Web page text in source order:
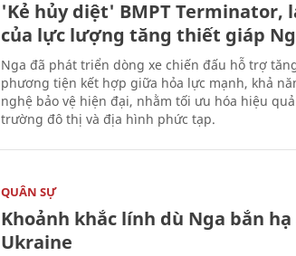
'Kẻ hủy diệt' BMPT Terminator,
của lực lượng tăng thiết giáp
Nga đã phát triển dòng xe chiến đấu hỗ trợ
phương tiện kết hợp giữa hỏa lực mạnh, khả
nghệ bảo vệ hiện đại, nhằm tối ưu hóa hiệu
trường đô thị và địa hình phức tạp.
QUÂN SỰ
Khoảnh khắc lính dù Nga bắn
Ukraine